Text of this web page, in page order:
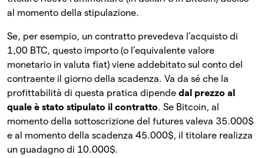
al momento della stipulazione.
Se, per esempio, un contratto prevedeva l’acquisto di
1,00 BTC, questo importo (o l’equivalente valore
monetario in valuta fiat) viene addebitato sul conto del
contraente il giorno della scadenza. Va da sé che la
profittabilità di questa pratica dipende dal prezzo al
quale è stato stipulato il contratto. Se Bitcoin, al
momento della sottoscrizione del futures valeva 35.000$
e al momento della scadenza 45.000$, il titolare realizza
un guadagno di 10.000$.